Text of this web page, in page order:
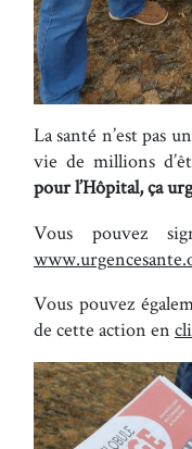
La santé n’est pas
vie de millions
pour l’Hôpital, ça
Vous pouvez
Vous pouvez
de cette action en